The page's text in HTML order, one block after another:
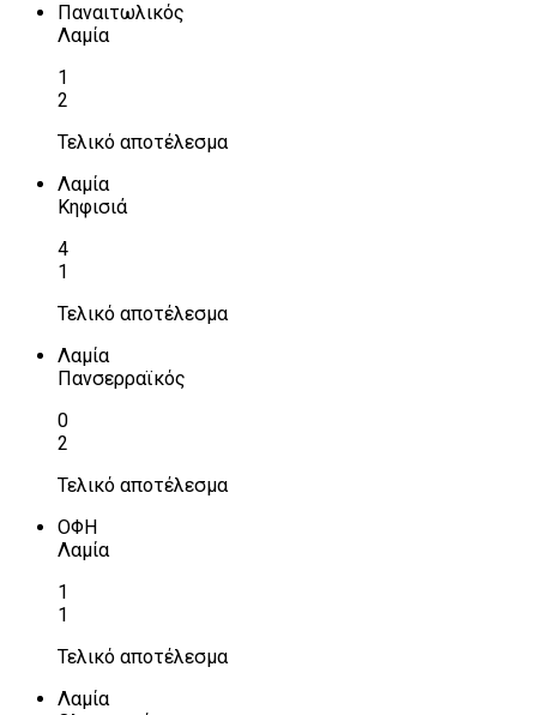
Παναιτωλικός
Λαμία
1
2
Τελικό αποτέλεσμα
Λαμία
Κηφισιά
4
1
Τελικό αποτέλεσμα
Λαμία
Πανσερραϊκός
0
2
Τελικό αποτέλεσμα
ΟΦΗ
Λαμία
1
1
Τελικό αποτέλεσμα
Λαμία